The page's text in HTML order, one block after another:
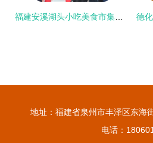
地址：福建省泉州市丰泽区东海
电话：